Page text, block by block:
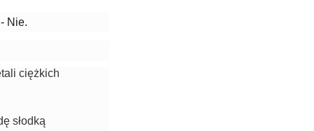
- Nie.
ciężkich
słodką